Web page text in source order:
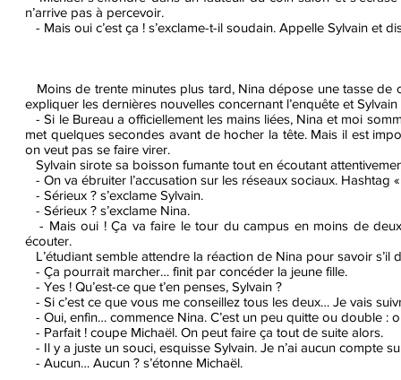
n’arrive pas à percevoir.
- Mais oui c’est ça ! s’exclame-t-il soudain. Appelle Sylvain et
Moins de trente minutes plus tard, Nina dépose une tasse de
expliquer les dernières nouvelles concernant l’enquête et Sylvain
- Si le Bureau a officiellement les mains liées, Nina et moi
met quelques secondes avant de hocher la tête. Mais il est
on veut pas se faire virer.
Sylvain sirote sa boisson fumante tout en écoutant
- On va ébruiter l’accusation sur les réseaux sociaux. Hashtag
- Sérieux ? s’exclame Sylvain.
- Sérieux ? s’exclame Nina.
- Mais oui ! Ça va faire le tour du campus en moins de
écouter.
L’étudiant semble attendre la réaction de Nina pour savoir
- Ça pourrait marcher… finit par concéder la jeune fille.
- Yes ! Qu’est-ce que t’en penses, Sylvain ?
- Si c’est ce que vous me conseillez tous les deux… Je vais
- Oui, enfin… commence Nina. C’est un peu quitte ou double :
- Parfait ! coupe Michaël. On peut faire ça tout de suite alors.
- Il y a juste un souci, esquisse Sylvain. Je n’ai aucun compte
- Aucun… Aucun ? s’étonne Michaël.